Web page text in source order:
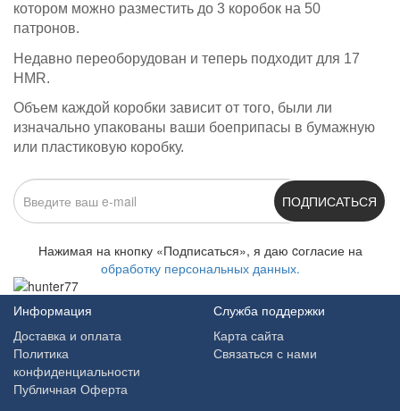
котором можно разместить до 3 коробок на 50
патронов.
Недавно переоборудован и теперь подходит для 17
HMR.
Объем каждой коробки зависит от того, были ли
изначально упакованы ваши боеприпасы в бумажную
или пластиковую коробку.
ПОДПИСАТЬСЯ
Нажимая на кнопку «Подписаться», я даю cогласие на
обработку персональных данных.
Информация
Доставка и оплата
Политика
конфиденциальности
Публичная Оферта
Служба поддержки
Карта сайта
Связаться с нами